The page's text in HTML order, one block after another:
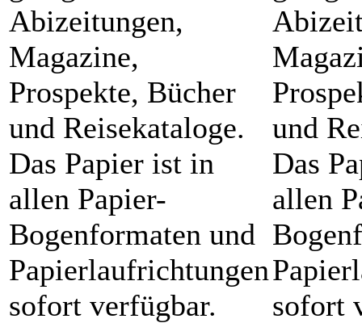
Abizeitungen,
Magazine,
Prospekte, Bücher
und Reisekataloge.
Das Papier ist in
allen Papier-
Bogenformaten und
Papierlaufrichtungen
sofort verfügbar.
und
Das
allen
sofort